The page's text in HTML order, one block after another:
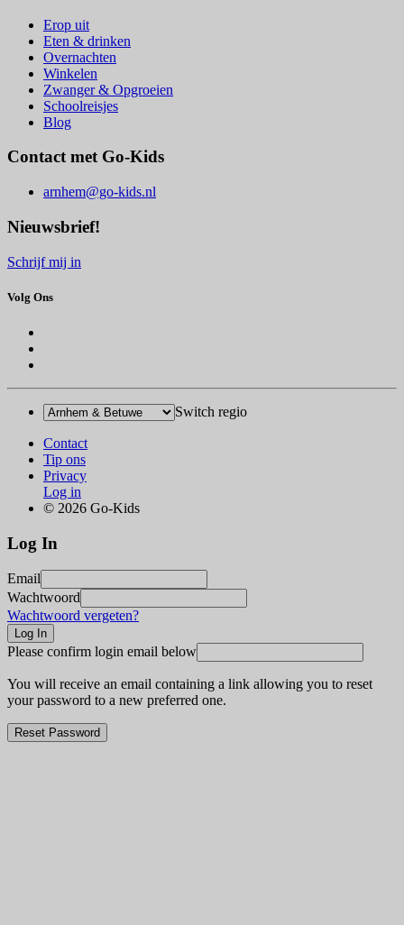
Erop uit
Eten & drinken
Overnachten
Winkelen
Zwanger & Opgroeien
Schoolreisjes
Blog
Contact met Go-Kids
arnhem@go-kids.nl
Nieuwsbrief!
Schrijf mij in
Volg Ons
Switch regio
Contact
Tip ons
Privacy
Log in
© 2026 Go-Kids
Log In
Email
Wachtwoord
Wachtwoord vergeten?
Please confirm login email below
You will receive an email containing a link allowing you to reset
your password to a new preferred one.